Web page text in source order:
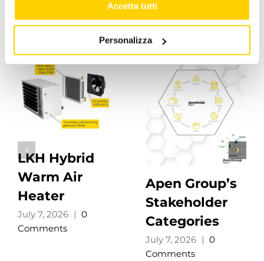
Accetta tutti
Personalizza
Related Posts
LKH Hybrid
Warm Air
Heater
July 7, 2026 | 0
Comments
Apen Group’s
Stakeholder
Categories
July 7, 2026 | 0
Comments